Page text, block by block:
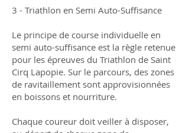
3 - Triathlon en Semi Auto-Suffisance
Le principe de course individuelle en
semi auto-suffisance est la règle retenue
pour les épreuves du Triathlon de Saint
Cirq Lapopie. Sur le parcours, des zones
de ravitaillement sont approvisionnées
en boissons et nourriture.
Chaque coureur doit veiller à disposer,